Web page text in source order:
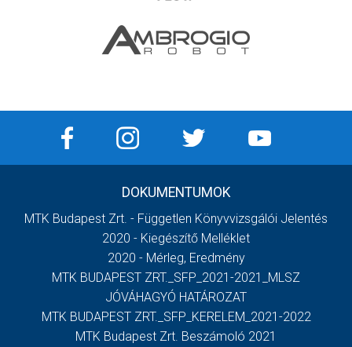
DOKUMENTUMOK
MTK Budapest Zrt. - Független Könyvvizsgálói Jelentés
2020 - Kiegészítő Melléklet
2020 - Mérleg, Eredmény
MTK BUDAPEST ZRT._SFP_2021-2021_MLSZ
JÓVÁHAGYÓ HATÁROZAT
MTK BUDAPEST ZRT._SFP_KERELEM_2021-2022
MTK Budapest Zrt. Beszámoló 2021